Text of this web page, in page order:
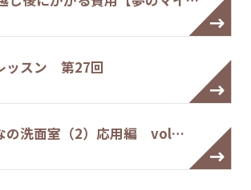
ッスン 第27回
の洗面室（2）応用編 vol…